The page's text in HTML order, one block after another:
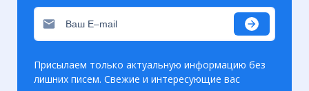
Присылаем только актуальную информацию без
лишних писем. Свежие и интересующие вас